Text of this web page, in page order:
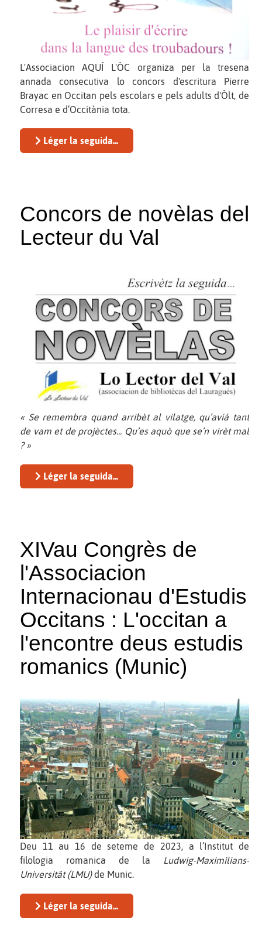
L'Associacion AQUÍ L'ÒC organiza per la tresena
annada consecutiva lo concors d'escritura Pierre
Brayac en Occitan pels escolars e pels adults d'Òlt, de
Corresa e d’Occitània tota.
Léger la seguida...
Concors de novèlas del
Lecteur du Val
« Se remembra quand arribèt al vilatge, qu’aviá tant
de vam et de projèctes... Qu’es aquò que se’n virèt mal
? »
Léger la seguida...
XIVau Congrès de
l'Associacion
Internacionau d'Estudis
Occitans : L'occitan a
l'encontre deus estudis
romanics (Munic)
Deu 11 au 16 de seteme de 2023, a l’Institut de
filologia romanica de la
Ludwig-Maximilians-
Universität (LMU)de Munic.
Léger la seguida...